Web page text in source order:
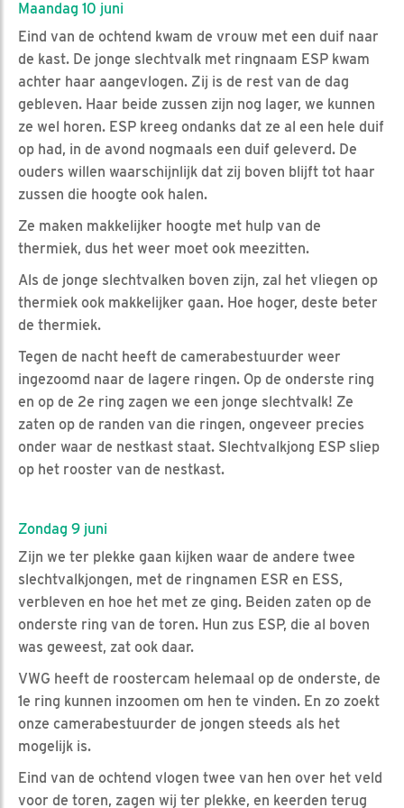
Maandag 10 juni
Eind van de ochtend kwam de vrouw met een duif naar
de kast. De jonge slechtvalk met ringnaam ESP kwam
achter haar aangevlogen. Zij is de rest van de dag
gebleven. Haar beide zussen zijn nog lager, we kunnen
ze wel horen. ESP kreeg ondanks dat ze al een hele duif
op had, in de avond nogmaals een duif geleverd. De
ouders willen waarschijnlijk dat zij boven blijft tot haar
zussen die hoogte ook halen.
Ze maken makkelijker hoogte met hulp van de
thermiek, dus het weer moet ook meezitten.
Als de jonge slechtvalken boven zijn, zal het vliegen op
thermiek ook makkelijker gaan. Hoe hoger, deste beter
de thermiek.
Tegen de nacht heeft de camerabestuurder weer
ingezoomd naar de lagere ringen. Op de onderste ring
en op de 2e ring zagen we een jonge slechtvalk! Ze
zaten op de randen van die ringen, ongeveer precies
onder waar de nestkast staat. Slechtvalkjong ESP sliep
op het rooster van de nestkast.
Zondag 9 juni
Zijn we ter plekke gaan kijken waar de andere twee
slechtvalkjongen, met de ringnamen ESR en ESS,
verbleven en hoe het met ze ging. Beiden zaten op de
onderste ring van de toren. Hun zus ESP, die al boven
was geweest, zat ook daar.
VWG heeft de roostercam helemaal op de onderste, de
1e ring kunnen inzoomen om hen te vinden. En zo zoekt
onze camerabestuurder de jongen steeds als het
mogelijk is.
Eind van de ochtend vlogen twee van hen over het veld
voor de toren, zagen wij ter plekke, en keerden terug